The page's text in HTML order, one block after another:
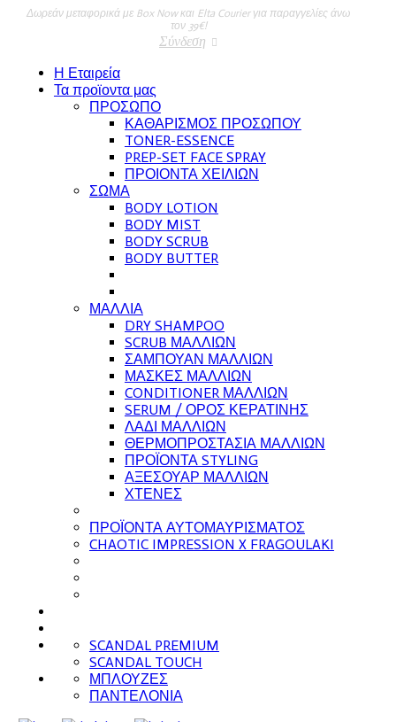
Δωρεάν μεταφορικά με Box Now και Elta Courier για παραγγελίες άνω
τον 39€!
Σύνδεση
Η Εταιρεία
Τα προϊοντα μας
ΠΡΟΣΩΠΟ
ΚΑΘΑΡΙΣΜΟΣ ΠΡΟΣΩΠΟΥ
TONER-ESSENCE
PREP-SET FACE SPRAY
ΠΡΟΙΟΝΤΑ ΧΕΙΛΙΩΝ
ΣΩΜΑ
BODY LOTION
BODY MIST
BODY SCRUB
BODY BUTTER
ΜΑΛΛΙΑ
DRY SHAMPOO
SCRUB ΜΑΛΛΙΩΝ
ΣΑΜΠΟΥΑΝ ΜΑΛΛΙΩΝ
ΜΑΣΚΕΣ ΜΑΛΛΙΩΝ
CONDITIONER ΜΑΛΛΙΩΝ
SERUM / ΟΡΟΣ ΚΕΡΑΤΙΝΗΣ
ΛΑΔΙ ΜΑΛΛΙΩΝ
ΘΕΡΜΟΠΡΟΣΤΑΣΙΑ ΜΑΛΛΙΩΝ
ΠΡΟΪΟΝΤΑ STYLING
ΑΞΕΣΟΥΑΡ ΜΑΛΛΙΩΝ
ΧΤΕΝΕΣ
ΠΡΟΪΟΝΤΑ ΑΥΤΟΜΑΥΡΙΣΜΑΤΟΣ
CHAOTIC IMPRESSION X FRAGOULAKI
SCANDAL PREMIUM
SCANDAL TOUCH
ΜΠΛΟΥΖΕΣ
ΠΑΝΤΕΛΟΝΙΑ